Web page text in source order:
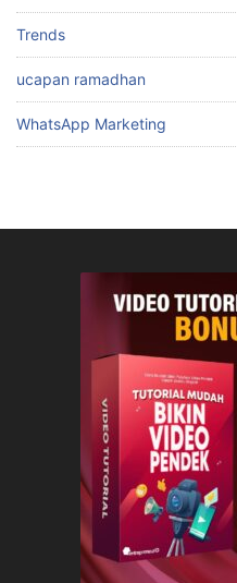
Trends
ucapan ramadhan
WhatsApp Marketing